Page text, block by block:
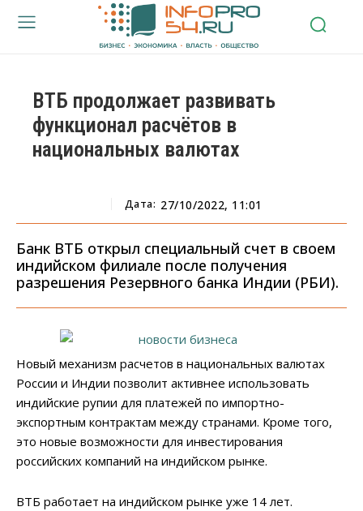
ВТБ продолжает развивать
функционал расчётов в
национальных валютах
Дата: 27/10/2022, 11:01
Банк ВТБ открыл специальный счет в своем
индийском филиале после получения
разрешения Резервного банка Индии (РБИ).
Новый механизм расчетов в национальных валютах
России и Индии позволит активнее использовать
индийские рупии для платежей по импортно-
экспортным контрактам между странами. Кроме того,
это новые возможности для инвестирования
российских компаний на индийском рынке.
ВТБ работает на индийском рынке уже 14 лет.